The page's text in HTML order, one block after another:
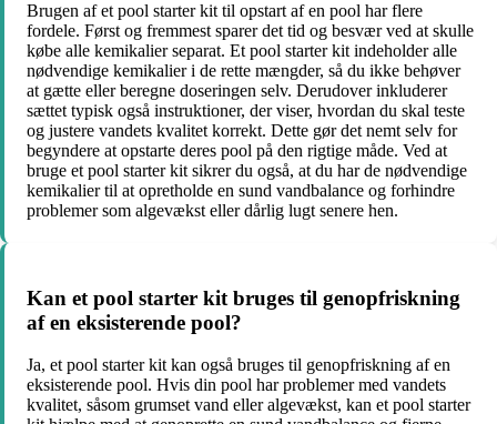
Brugen af et pool starter kit til opstart af en pool har flere
fordele. Først og fremmest sparer det tid og besvær ved at skulle
købe alle kemikalier separat. Et pool starter kit indeholder alle
nødvendige kemikalier i de rette mængder, så du ikke behøver
at gætte eller beregne doseringen selv. Derudover inkluderer
sættet typisk også instruktioner, der viser, hvordan du skal teste
og justere vandets kvalitet korrekt. Dette gør det nemt selv for
begyndere at opstarte deres pool på den rigtige måde. Ved at
bruge et pool starter kit sikrer du også, at du har de nødvendige
kemikalier til at opretholde en sund vandbalance og forhindre
problemer som algevækst eller dårlig lugt senere hen.
Kan et pool starter kit bruges til genopfriskning
af en eksisterende pool?
Ja, et pool starter kit kan også bruges til genopfriskning af en
eksisterende pool. Hvis din pool har problemer med vandets
kvalitet, såsom grumset vand eller algevækst, kan et pool starter